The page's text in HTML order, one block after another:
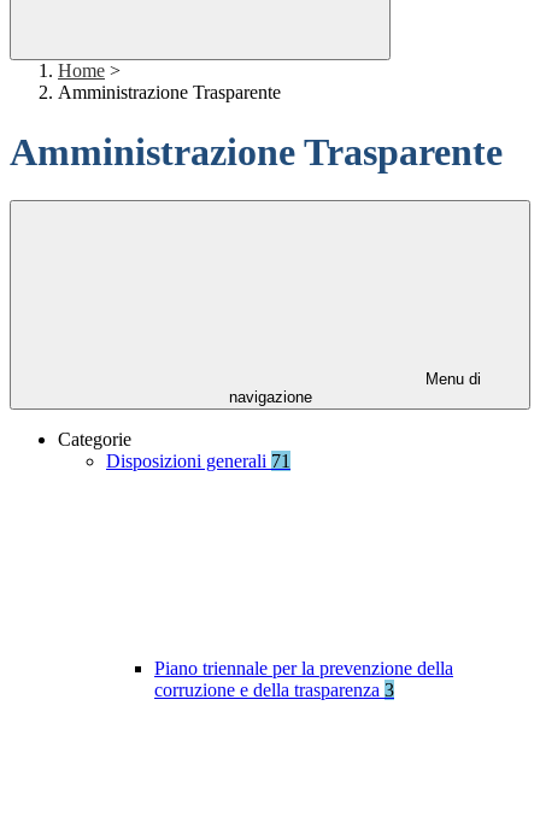
Home >
Amministrazione Trasparente
Amministrazione Trasparente
Menu di
navigazione
Categorie
Disposizioni generali 71
Piano triennale per la prevenzione della
corruzione e della trasparenza 3